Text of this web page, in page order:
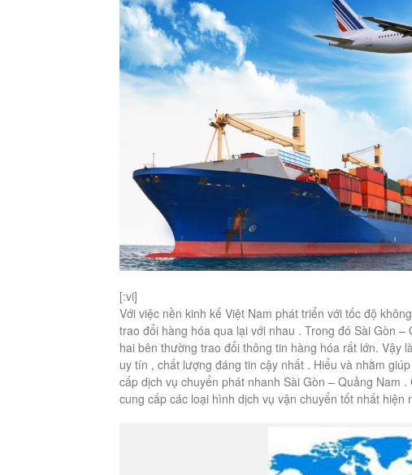
[:vi]
Với việc nền kinh kế Việt Nam phát triển với tốc độ
trao đổi hàng hóa qua lại với nhau . Trong đó Sài Gòn
hai bên thường trao đổi thông tin hàng hóa rất lớn.
uy tín , chất lượng đáng tin cậy nhất . Hiểu và nhằm
cấp dịch vụ chuyển phát nhanh Sài Gòn – Quảng Nam
cung cấp các loại hình dịch vụ vận chuyển tốt nhất hiện